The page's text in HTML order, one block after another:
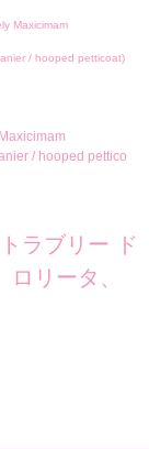
Maxicimam
/ hooped petticoat)
/ hooped pettico
ラブリー ド
リータ、